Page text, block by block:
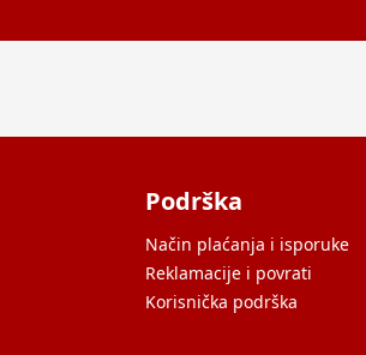
Podrška
Način plaćanja i isporuke
Reklamacije i povrati
Korisnička podrška